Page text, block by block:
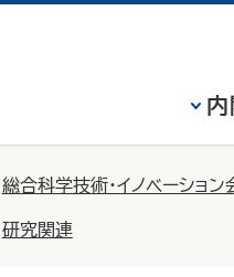
総合科学技術・イノベーション
研究関連